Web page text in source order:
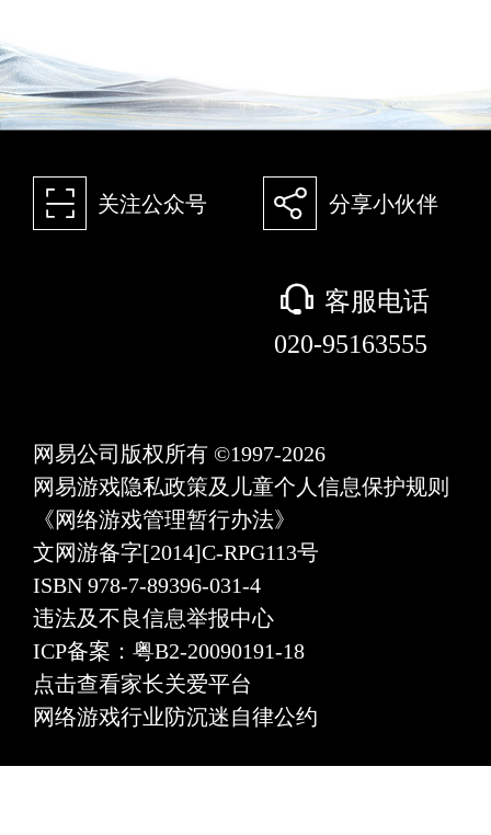
򰀁 关注公众号 򰀂 分享小伙伴
򰀃 客服电话
020-95163555
网易公司版权所有 ©1997-2026
网易游戏隐私政策及儿童个人信息保护规则
《网络游戏管理暂行办法》
文网游备字[2014]C-RPG113号
ISBN 978-7-89396-031-4
违法及不良信息举报中心
ICP备案：粤B2-20090191-18
点击查看家长关爱平台
网络游戏行业防沉迷自律公约